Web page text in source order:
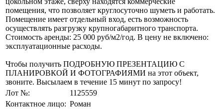
помещения, что позволяет круглосуточно шуметь и работать.
Помещение имеет отдельный вход, есть возможность
осуществлять разгрузку крупногабаритного транспорта.
Стоимость аренды: 25 000 руб/м2/год. В цену не включено:
эксплуатационные расходы.
Чтобы получить ПОДРОБНУЮ ПРЕЗЕНТАЦИЮ С
ПЛАНИРОВКОЙ И ФОТОГРАФИЯМИ на этот объект,
звоните. Высылаем в течение 15 минут по запросу!
Лот №:
1125559
Контактное лицо: Роман